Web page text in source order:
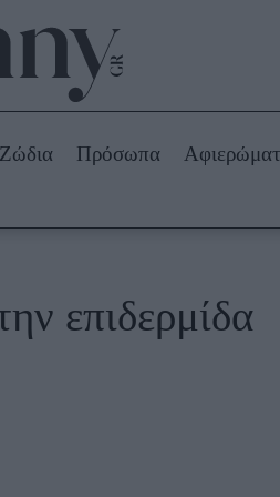
Beauty -
Ομορφιά
Skincare
Μακιγιάζ
Ζώδια
Ζώδια Πρόσωπα
επιδερμίδα